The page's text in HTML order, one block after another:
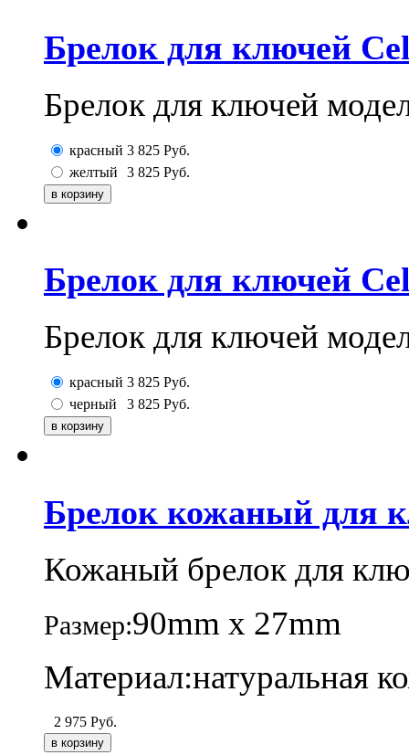
Брелок для ключей
Брелок для ключей
красный 3 825 Руб.
желтый
3 825 Руб.
Брелок для ключей
Брелок для ключей
красный 3 825 Руб.
черный
3 825 Руб.
Брелок кожаный для
Кожаный брелок для
Размер:90mm х 27mm
Материал:натуральная
2 975 Руб.